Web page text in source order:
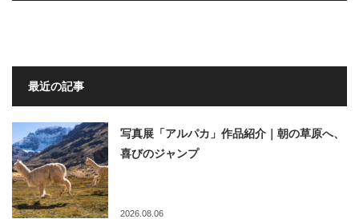
最近の記事
写真展「アルパカ」作品紹介｜朝の草原へ、
喜びのジャンプ
2026.08.06